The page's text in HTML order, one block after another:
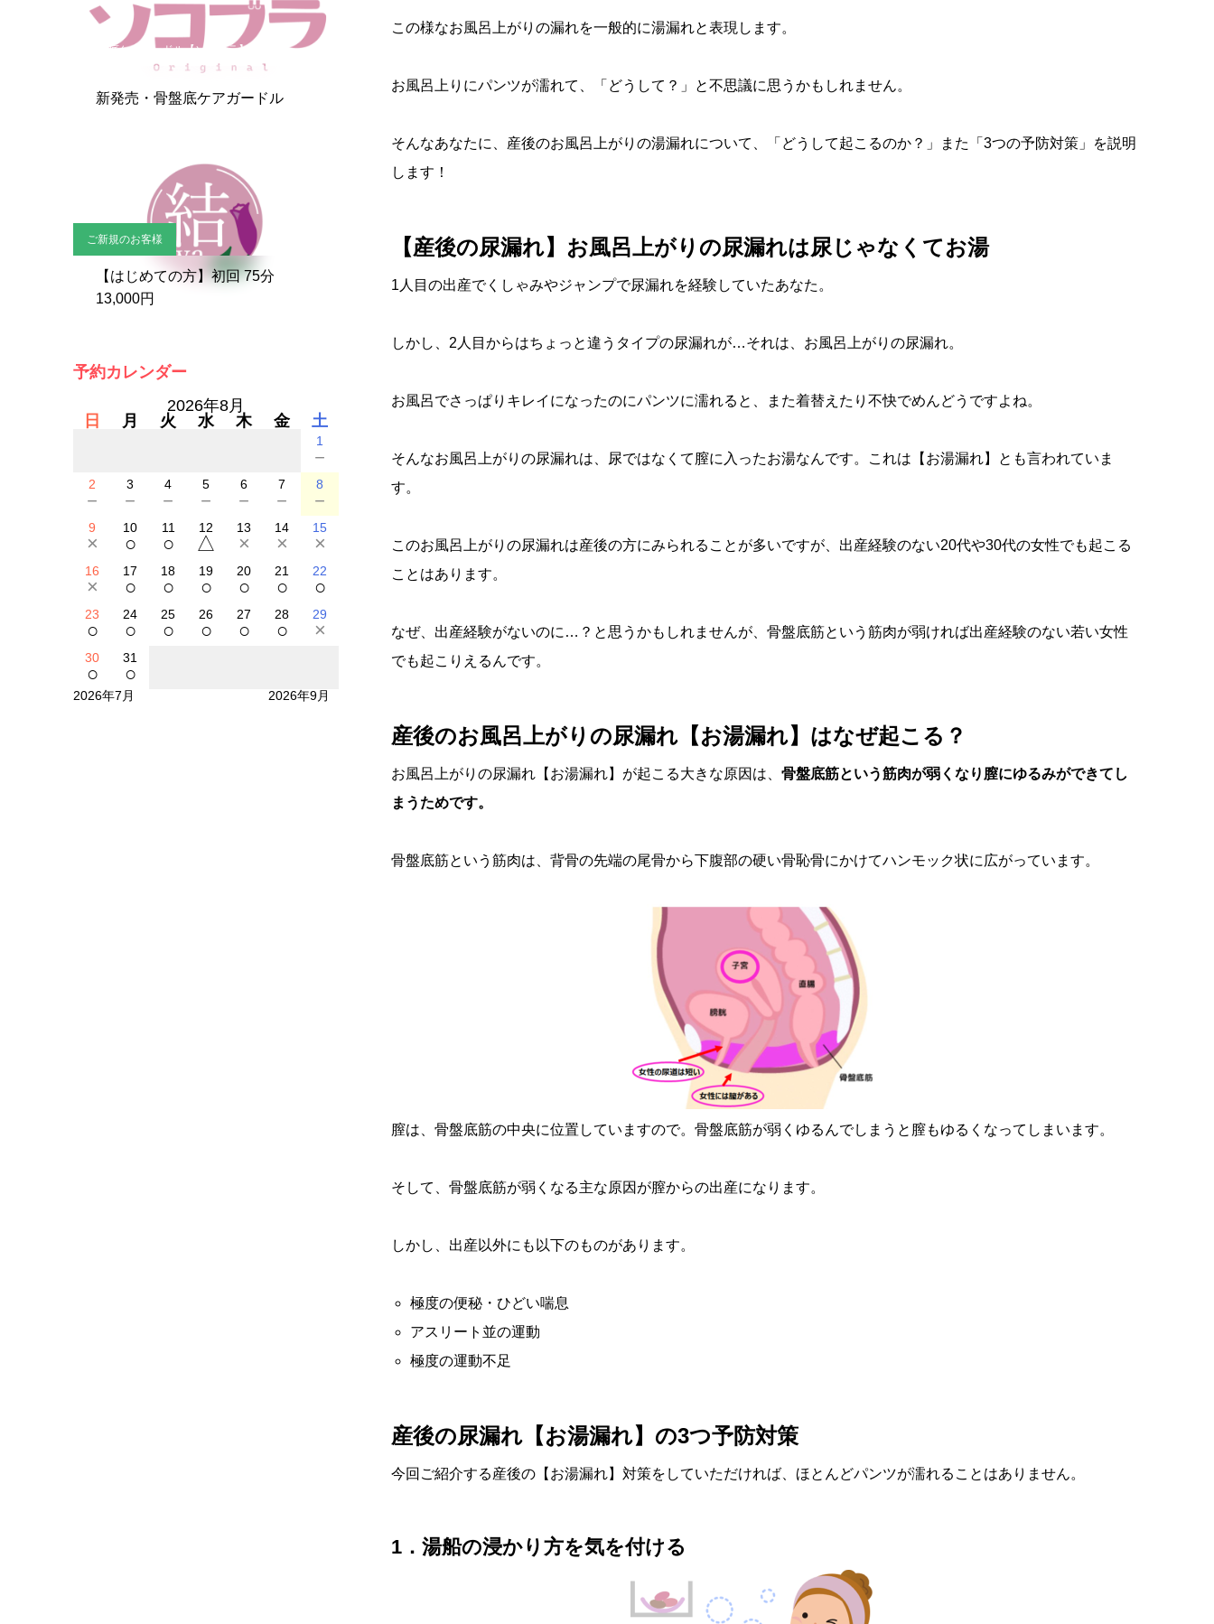
この様なお風呂上がりの漏れを一般的に湯漏れと表現します。
お風呂上りにパンツが濡れて、「どうして？」と不思議に思うかもしれません。
そんなあなたに、産後のお風呂上がりの湯漏れについて、「どうして起こるのか？」また「3つの予防対策」を説明
します！
【産後の尿漏れ】お風呂上がりの尿漏れは尿じゃなくてお湯
1人目の出産でくしゃみやジャンプで尿漏れを経験していたあなた。
しかし、2人目からはちょっと違うタイプの尿漏れが…それは、お風呂上がりの尿漏れ。
お風呂でさっぱりキレイになったのにパンツに濡れると、また着替えたり不快でめんどうですよね。
そんなお風呂上がりの尿漏れは、尿ではなくて膣に入ったお湯なんです。これは【お湯漏れ】とも言われていま
す。
このお風呂上がりの尿漏れは産後の方にみられることが多いですが、出産経験のない20代や30代の女性でも起こる
ことはあります。
なぜ、出産経験がないのに…？と思うかもしれませんが、骨盤底筋という筋肉が弱ければ出産経験のない若い女性
でも起こりえるんです。
産後のお風呂上がりの尿漏れ【お湯漏れ】はなぜ起こる？
お風呂上がりの尿漏れ【お湯漏れ】が起こる大きな原因は、 骨盤底筋という筋肉が弱くなり膣にゆるみができてし
まうためです。
骨盤底筋という筋肉は、背骨の先端の尾骨から下腹部の硬い骨恥骨にかけてハンモック状に広がっています。
膣は、骨盤底筋の中央に位置していますので。骨盤底筋が弱くゆるんでしまうと膣もゆるくなってしまいます。
そして、骨盤底筋が弱くなる主な原因が膣からの出産になります。
しかし、出産以外にも以下のものがあります。
極度の便秘・ひどい喘息
アスリート並の運動
極度の運動不足
産後の尿漏れ【お湯漏れ】の3つ予防対策
今回ご紹介する産後の【お湯漏れ】対策をしていただければ、ほとんどパンツが濡れることはありません。
1．湯船の浸かり方を気を付ける
骨盤底ケアガードル【ソコブラ】
新発売・骨盤底ケアガードル
ご新規のお客様
【はじめての方】初回 75分
13,000円
予約カレンダー
2026年8月
日
月 火 水 木 金 土
1
－
2
－
3
－
4
－
5
－
6
－
7
－
8
－
9
×
10
○
11
○
12
△
13
×
14
×
15
×
16
×
17
○
18
○
19
○
20
○
21
○
22
○
23
○
24
○
25
○
26
○
27
○
28
○
29
×
30
○
31
○
2026年7月 2026年9月